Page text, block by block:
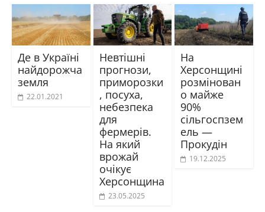
Де в Україні
найдорожча
земля
22.01.2021
Невтішні
прогнози,
приморозки
, посуха,
небезпека
для
фермерів.
На який
врожай
очікує
Херсонщина
23.05.2025
На
Херсонщині
розмінован
о майже
90%
сільгоспзем
ель —
Прокудін
19.12.2025